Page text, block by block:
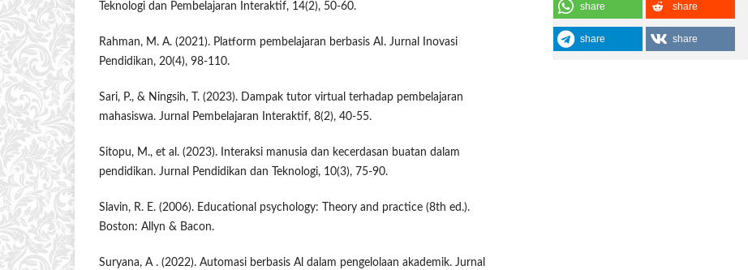
Teknologi dan Pembelajaran Interaktif, 14(2), 50-60.
Rahman, M. A. (2021). Platform pembelajaran berbasis AI. Jurnal Inovasi
Pendidikan, 20(4), 98-110.
Sari, P., & Ningsih, T. (2023). Dampak tutor virtual terhadap pembelajaran
mahasiswa. Jurnal Pembelajaran Interaktif, 8(2), 40-55.
Sitopu, M., et al. (2023). Interaksi manusia dan kecerdasan buatan dalam
pendidikan. Jurnal Pendidikan dan Teknologi, 10(3), 75-90.
Slavin, R. E. (2006). Educational psychology: Theory and practice (8th ed.).
Boston: Allyn & Bacon.
Suryana, A . (2022). Automasi berbasis Al dalam pengelolaan akademik. Jurnal
share share
share share